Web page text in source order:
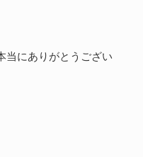
当にありがとうござい